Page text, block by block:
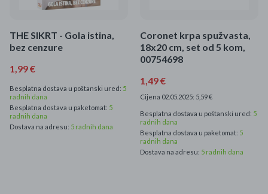
THE SIKRT - Gola istina,
bez cenzure
1,99 €
Besplatna dostava u poštanski ured: 5
radnih dana
Besplatna dostava u paketomat: 5
radnih dana
Dostava na adresu: 5 radnih dana
Coronet krpa spužvasta,
18x20 cm, set od 5 kom,
00754698
1,49 €
Cijena 02.05.2025: 5,59 €
Besplatna dostava u poštanski ured: 5
radnih dana
Besplatna dostava u paketomat: 5
radnih dana
Dostava na adresu: 5 radnih dana